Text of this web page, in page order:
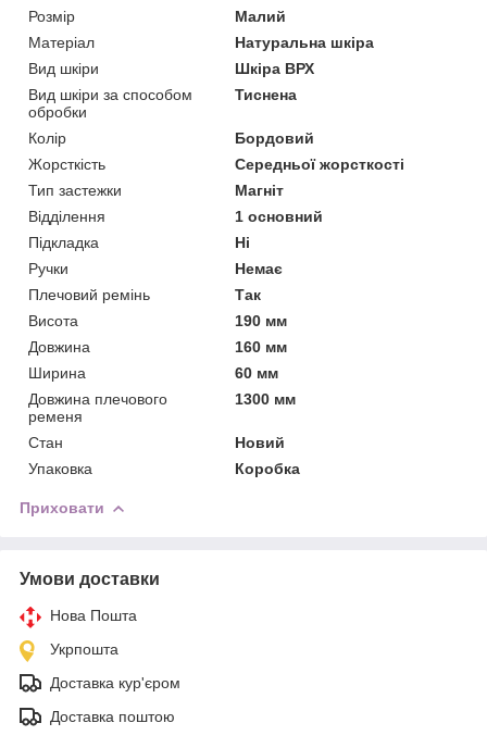
Розмір
Малий
Матеріал
Натуральна шкіра
Вид шкіри
Шкіра ВРХ
Вид шкіри за способом
обробки
Тиснена
Колір
Бордовий
Жорсткість
Середньої жорсткості
Тип застежки
Магніт
Відділення
1 основний
Підкладка
Ні
Ручки
Немає
Плечовий ремінь
Так
Висота
190 мм
Довжина
160 мм
Ширина
60 мм
Довжина плечового
ременя
1300 мм
Стан
Новий
Упаковка
Коробка
Приховати
Умови доставки
Нова Пошта
Укрпошта
Доставка кур'єром
Доставка поштою